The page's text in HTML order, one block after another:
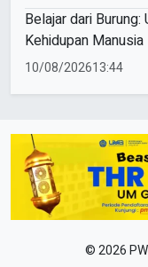
Belajar dari
Kehidupan Manusia
10/08/202613:44
© 2026